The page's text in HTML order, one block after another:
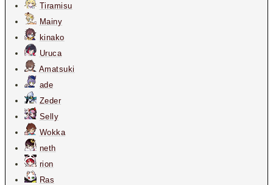
Tiramisu
Mainy
kinako
Uruca
Amatsuki
ade
Zeder
Selly
Wokka
neth
rion
Ras